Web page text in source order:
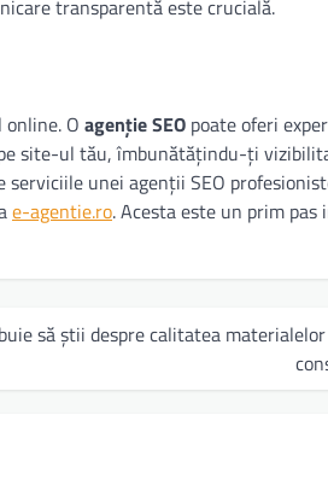
transparentă este crucială.
O agenție SEO poate oferi
site-ul tău, îmbunătățindu-ți
unei agenții SEO
e-agentie.ro. Acesta este un prim
să știi despre calitatea